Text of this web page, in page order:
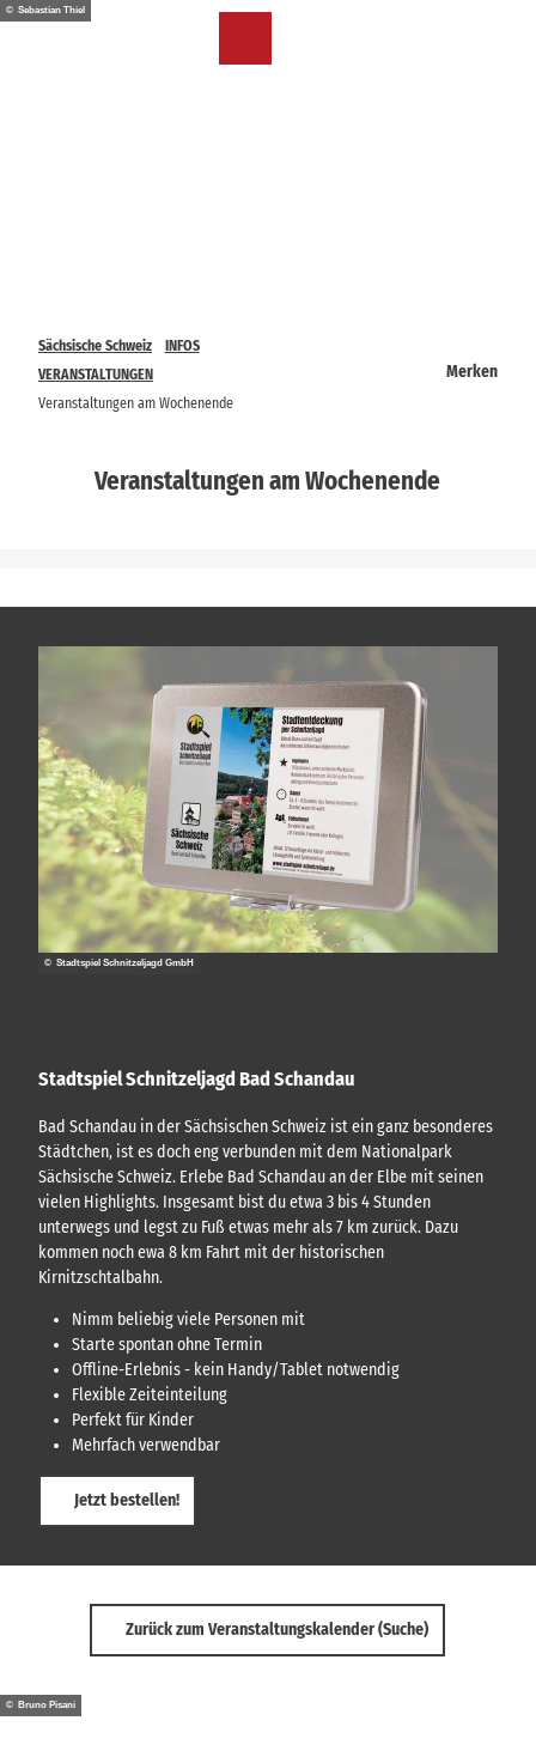
Z© Sebastian Thiel
Sächsische Schweiz
INFOS
VERANSTALTUNGEN
Veranstaltungen am Wochenende
Merken
Veranstaltungen am Wochenende
Stadtspiel Schnitzeljagd Bad Schandau
Bad Schandau in der Sächsischen Schweiz ist ein ganz besonderes
Städtchen, ist es doch eng verbunden mit dem Nationalpark
Sächsische Schweiz. Erlebe Bad Schandau an der Elbe mit seinen
vielen Highlights. Insgesamt bist du etwa 3 bis 4 Stunden
unterwegs und legst zu Fuß etwas mehr als 7 km zurück. Dazu
kommen noch ewa 8 km Fahrt mit der historischen
Kirnitzschtalbahn.
Nimm beliebig viele Personen mit
Starte spontan ohne Termin
Offline-Erlebnis - kein Handy/Tablet notwendig
Flexible Zeiteinteilung
Perfekt für Kinder
Mehrfach verwendbar
Jetzt bestellen!
© Stadtspiel Schnitzeljagd GmbH
Zurück zum Veranstaltungskalender (Suche)
© Bruno Pisani